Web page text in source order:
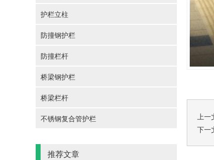
护栏立柱
防撞钢护栏
防撞栏杆
桥梁钢护栏
桥梁栏杆
不锈钢复合管护栏
推荐文章
上一
下一